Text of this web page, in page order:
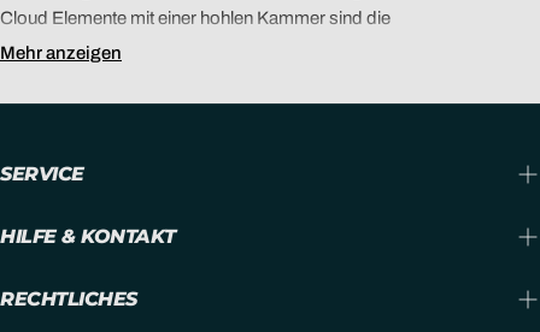
Cloud Elemente mit einer hohlen Kammer sind die
Dämpfungselemente, die den Aufprall abdämpfen und dadurch die
Geringere Belastungen auf Knochen, Gelenke, Bänder,
sogenannte Bremskraft wird durch die Cloud Dämpfung von On
Marken gelenkt.
ON CLOUDTEC - DIE ADAPTIVE
Mehr anzeigen
SERVICE
HILFE & KONTAKT
RECHTLICHES